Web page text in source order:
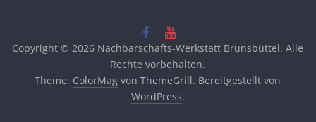
Copyright © 2026 Nachbarschafts-Werkstatt Brunsbüttel. Alle
Rechte vorbehalten.
Theme: ColorMag von ThemeGrill. Bereitgestellt von
WordPress.